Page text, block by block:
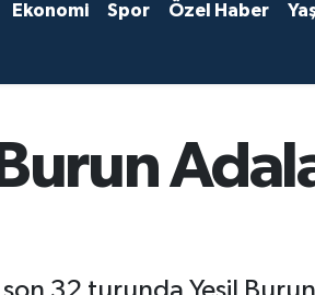
Ekonomi Spor Özel Haber